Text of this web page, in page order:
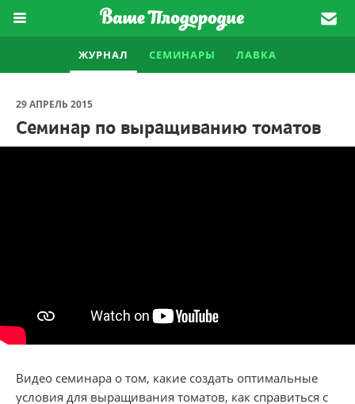
ЖУРНАЛ СЕМИНАРЫ ЛАВКА
29 АПРЕЛЬ 2015
Семинар по выращиванию томатов
Видео семинара о том, какие создать оптимальные
условия для выращивания томатов, как справиться с